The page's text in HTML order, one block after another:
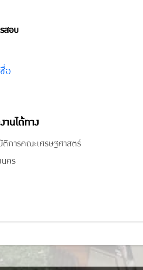
สอบ
อ
นได้ทาง
ติการคณะเศรษฐศาสตร์
คร